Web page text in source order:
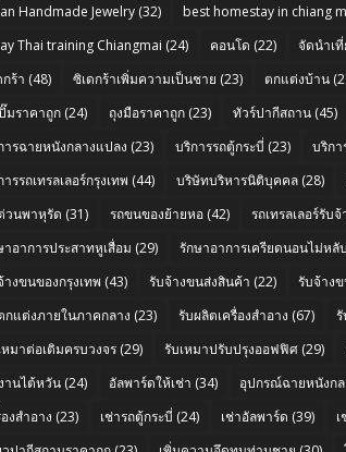
Handmade Jewelry (32) best homestay in chiang
Thai training Chiangmai (24) คอนโด (22) จัดนำเ
ร้า (48) ซิเดกร้าเพิ่มความเป็นชาย (23) ตกแต่งบ้าน
มราคาถูก (24) ถุงมือราคาถูก (23) ทัวร์ปากีสถาน (45)
ารฉายหนังกลางแปลง (23) บริการรถตู้กระบี่ (23) บริก
รรถเทรลเลอร์กรุงเทพ (44) บริษัทบริหารนิติบุคคล (28)
วนพาหุรัด (31) รถขนของย้ายหอ (42) รถเทรลเลอร์รับจ้
าอาการประสาทหูเสื่อม (29) รักษาอาการเครียดนอนไม่หลับ
างขนของกรุงเทพ (43) รับจ้างขนส่งสินค้า (22) รับจ้าง
กแต่งภายในภาคกลาง (23) รับผลิตเครื่องสำอาง (67)
หมาต่อเติมครบวงจร (29) รับเหมาปรับปรุงออฟฟิศ (29)
านไต้หวัน (24) อัลพาร์ดให้เช่า (34) อุปกรณ์ฉายหนังก
องสำอาง (23) เช่ารถตู้กระบี่ (24) เช่าอัลพาร์ด (39)